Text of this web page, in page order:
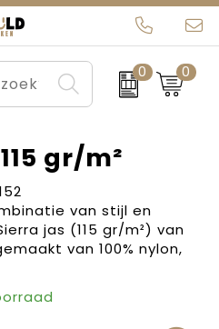
0 0
gr/m²
van stijl en
jas (115 gr/m²) van
van 100% nylon,